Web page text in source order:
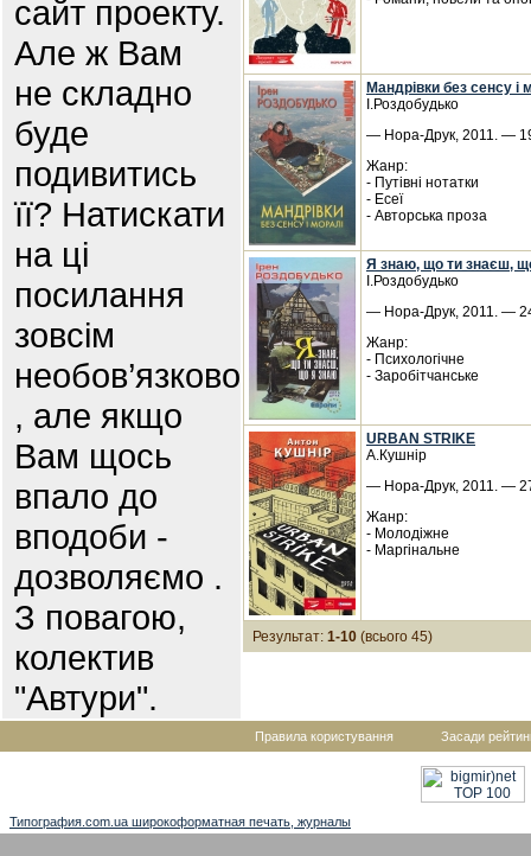
сайт проекту.
Але ж Вам
не складно
буде
подивитись
її? Натискати
на ці
посилання
зовсім
необов’язково
, але якщо
Вам щось
впало до
вподоби -
дозволяємо .
З повагою,
колектив
"Автури".
Мандрівки без сенсу і
І.Роздобудько
— Нора-Друк, 2011. —
Жанр:
- Путівні нотатки
- Есеї
- Авторська проза
Я знаю, що ти знаєш,
І.Роздобудько
— Нора-Друк, 2011. —
Жанр:
- Психологічне
- Заробітчанське
URBAN STRIKE
А.Кушнір
— Нора-Друк, 2011. —
Жанр:
- Молодіжне
- Маргінальне
Результат: 1-10 (всього 45)
Правила користування Засади
Типография.com.ua широкоформатная печать, журналы